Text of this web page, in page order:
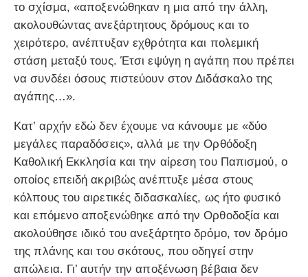
το σχίσμα, «αποξενώθηκαν η μια από την άλλη,
ακολουθώντας ανεξάρτητους δρόμους και το
χειρότερο, ανέπτυξαν εχθρότητα και πολεμική
στάση μεταξύ τους. Έτσι εψύγη η αγάπη που πρέπει
να συνδέει όσους πιστεύουν στον Διδάσκαλο της
αγάπης…».
Κατ’ αρχήν εδώ δεν έχουμε να κάνουμε με «δύο
μεγάλες παραδόσεις», αλλά με την Ορθόδοξη
Καθολική Εκκλησία και την αίρεση του Παπισμού, ο
οποίος επειδή ακριβώς ανέπτυξε μέσα στους
κόλπους του αιρετικές διδασκαλίες, ως ήτο φυσικό
και επόμενο αποξενώθηκε από την Ορθοδοξία και
ακολούθησε ιδικό του ανεξάρτητο δρόμο, τον δρόμο
της πλάνης και του σκότους, που οδηγεί στην
απώλεια. Γι’ αυτήν την αποξένωση βέβαια δεν